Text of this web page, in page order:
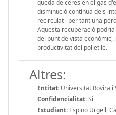
queda de ceres en el gas
disminució contínua dels
recirculat i per tant una
Aquesta recuperació
del punt de vista econòmic,
productivitat del polietilè.
Altres:
Entitat: Universitat Rovira i
Confidencialitat:Si
Estudiant: Espino Urgell,